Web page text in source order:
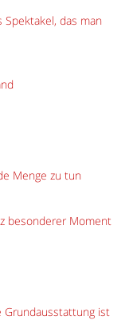
Spektakel, das man
Menge zu tun
besonderer Moment
Grundausstattung ist